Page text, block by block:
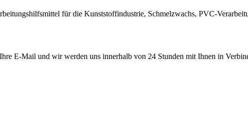
für die Kunststoffindustrie, Schmelzwachs, PVC-
E-Mail und wir werden uns innerhalb von 24 Stunden mit Ihnen in